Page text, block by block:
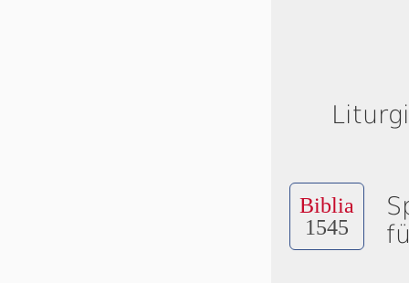
Biblia
1545